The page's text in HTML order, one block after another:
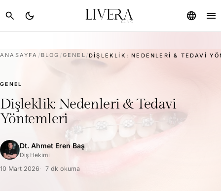
search dark_mode language menu
ANASAYFA / BLOG /GENEL /DIŞLEKLIK: NEDENLERI & TEDAVI
GENEL
Dişleklik: Nedenleri & Tedavi
Yöntemleri
Dt. Ahmet Eren Baş
Diş Hekimi
10 Mart 2026
7 dk okuma